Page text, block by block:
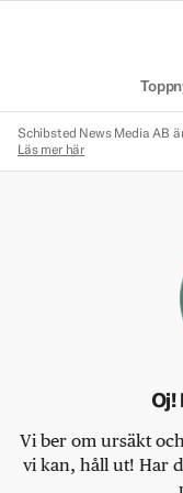
Schibsted News Media AB
Läs mer här
Oj!
Vi ber om ursäkt
vi kan, håll ut! Har